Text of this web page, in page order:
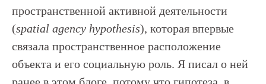
пространственной активной деятельности
(spatial agency hypothesis), которая впервые
связала пространственное расположение
объекта и его социальную роль. Я писал о ней